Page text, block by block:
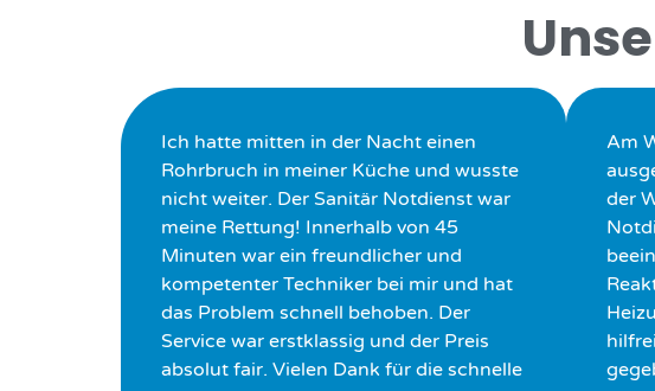
Ich hatte mitten in der Nacht einen
Rohrbruch in meiner Küche und wusste
nicht weiter. Der Sanitär Notdienst war
meine Rettung! Innerhalb von 45
Minuten war ein freundlicher und
kompetenter Techniker bei mir und hat
das Problem schnell behoben. Der
Service war erstklassig und der Preis
absolut fair. Vielen Dank für die schnelle
Am
der